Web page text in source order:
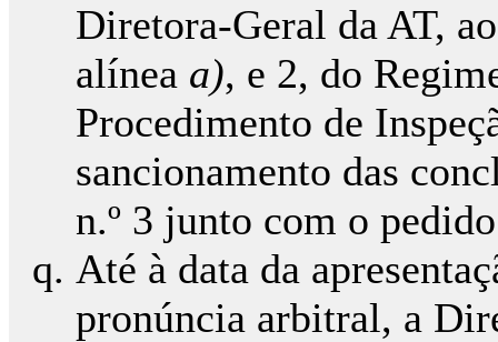
Diretora-Geral da AT,
alínea a), e 2, do
Procedimento de
sancionamento das
n.º 3 junto com o
Até à data da
pronúncia arbitral, a